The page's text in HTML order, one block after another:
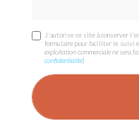
J'autorise ce site à conserver
formulaire pour faciliter le suivi
exploitation commerciale ne sera
confidentialité)